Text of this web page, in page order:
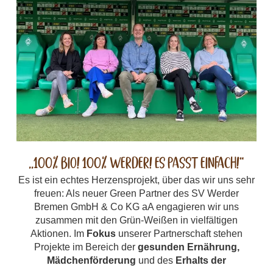
„100% Bio! 100% Werder! Es passt einfach!“
Es ist ein echtes Herzensprojekt, über das wir uns sehr
freuen: Als neuer Green Partner des SV Werder
Bremen GmbH & Co KG aA engagieren wir uns
zusammen mit den Grün-Weißen in vielfältigen
Aktionen. Im Fokus unserer Partnerschaft stehen
Projekte im Bereich der gesunden Ernährung,
Mädchenförderung und des Erhalts der